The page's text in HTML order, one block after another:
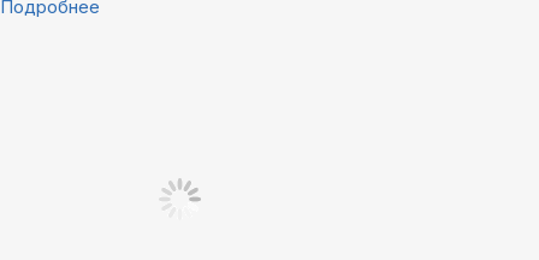
Подробнее